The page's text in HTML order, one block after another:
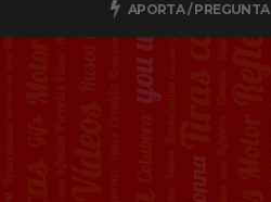
APORTA / PREGUNTA